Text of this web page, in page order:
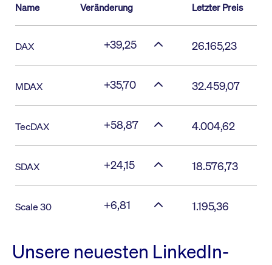
Name Veränderung Letzter Preis
DAX +39,25 26.165,23
MDAX +35,70 32.459,07
TecDAX +58,87 4.004,62
SDAX +24,15 18.576,73
Scale 30 +6,81 1.195,36
Unsere neuesten LinkedIn-